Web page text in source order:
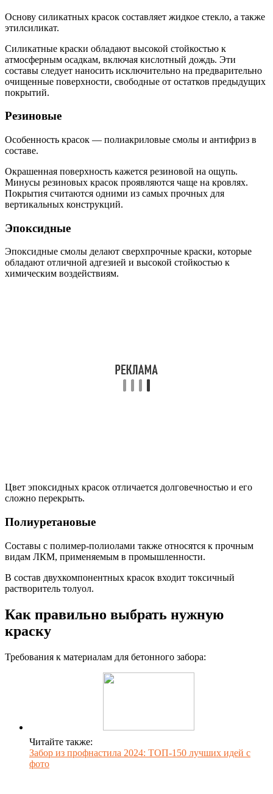
Основу силикатных красок составляет жидкое стекло, а также
этилсиликат.
Силикатные краски обладают высокой стойкостью к
атмосферным осадкам, включая кислотный дождь. Эти
составы следует наносить исключительно на предварительно
очищенные поверхности, свободные от остатков предыдущих
покрытий.
Резиновые
Особенность красок — полиакриловые смолы и антифриз в
составе.
Окрашенная поверхность кажется резиновой на ощупь.
Минусы резиновых красок проявляются чаще на кровлях.
Покрытия считаются одними из самых прочных для
вертикальных конструкций.
Эпоксидные
Эпоксидные смолы делают сверхпрочные краски, которые
обладают отличной адгезией и высокой стойкостью к
химическим воздействиям.
Цвет эпоксидных красок отличается долговечностью и его
сложно перекрыть.
Полиуретановые
Составы с полимер-полиолами также относятся к прочным
видам ЛКМ, применяемым в промышленности.
В состав двухкомпонентных красок входит токсичный
растворитель толуол.
Как правильно выбрать нужную
краску
Требования к материалам для бетонного забора:
Читайте также:
Забор из профнастила 2024: ТОП-150 лучших идей с
фото